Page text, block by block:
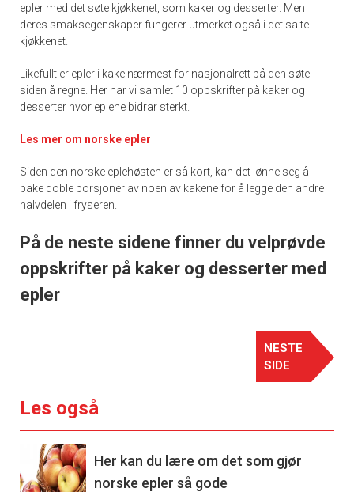
epler med det søte kjøkkenet, som kaker og desserter. Men
deres smaksegenskaper fungerer utmerket også i det salte
kjøkkenet.
Likefullt er epler i kake nærmest for nasjonalrett på den søte
siden å regne. Her har vi samlet 10 oppskrifter på kaker og
desserter hvor eplene bidrar sterkt.
Les mer om norske epler
Siden den norske eplehøsten er så kort, kan det lønne seg å
bake doble porsjoner av noen av kakene for å legge den andre
halvdelen i fryseren.
På de neste sidene finner du velprøvde
oppskrifter på kaker og desserter med
epler
NESTE
SIDE
Les også
Her kan du lære om det som gjør
norske epler så gode